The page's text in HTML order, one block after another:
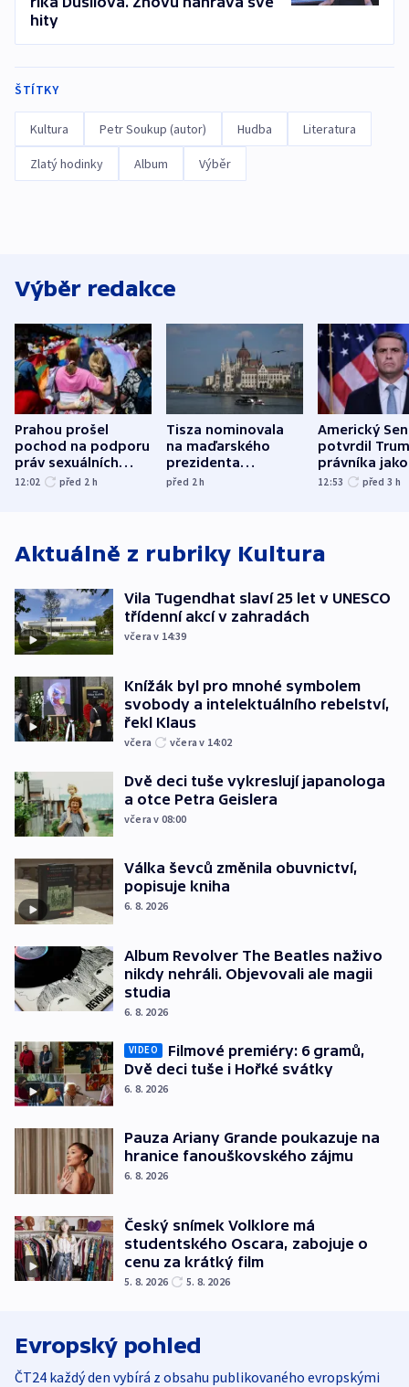
hity
ŠTÍTKY
Kultura Petr Soukup (autor) Hudba Literatura
Zlatý hodinky Album Výběr
Výběr redakce
Prahou prošel
pochod na podporu
práv sexuálních
menšin
12:02 před 2 h
Tisza nominovala
na maďarského
prezidenta
bývalého šéfa
před 2h
Americký
potvrdil
právníka jako
ministra
12:53 před 3 h
Aktuálně z rubriky Kultura
Vila Tugendhat slaví 25 let v UNESCO
třídenní akcí v zahradách
včera v 14:39
Knížák byl pro mnohé symbolem
svobody a intelektuálního rebelství,
řekl Klaus
včera včera v 14:02
Dvě deci tuše vykreslují japanologa
a otce Petra Geislera
včera v 08:00
Válka ševců změnila obuvnictví,
popisuje kniha
6. 8. 2026
Album Revolver The Beatles naživo
nikdy nehráli. Objevovali ale magii
studia
6. 8. 2026
VIDEO
Filmové premiéry: 6 gramů,
Dvě deci tuše i Hořké svátky
6. 8. 2026
Pauza Ariany Grande poukazuje na
hranice fanouškovského zájmu
6. 8. 2026
Český snímek Volklore má
studentského Oscara, zabojuje o
cenu za krátký film
5. 8. 2026 5. 8. 2026
Evropský pohled
ČT24 každý den vybírá z obsahu publikovaného evropskými